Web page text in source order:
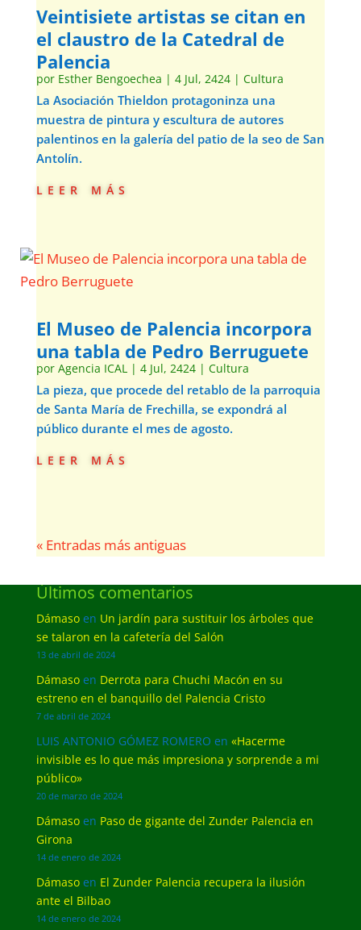
Veintisiete artistas se citan en
el claustro de la Catedral de
Palencia
por Esther Bengoechea | 4 Jul, 2424| Cultura
La Asociación Thieldon protagoninza una
muestra de pintura y escultura de autores
palentinos en la galería del patio de la seo de San
Antolín.
leer más
El Museo de Palencia incorpora
una tabla de Pedro Berruguete
por Agencia ICAL| 4 Jul, 2424| Cultura
La pieza, que procede del retablo de la parroquia
de Santa María de Frechilla, se expondrá al
público durante el mes de agosto.
leer más
« Entradas más antiguas
Últimos comentarios
Dámasoen Un jardín para sustituir los árboles que
se talaron en la cafetería del Salón
13 de abril de 2024
Dámasoen Derrota para Chuchi Macón en su
estreno en el banquillo del Palencia Cristo
7 de abril de 2024
LUIS ANTONIO GÓMEZ ROMERO en «Hacerme
invisible es lo que más impresiona y sorprende a mi
público»
20 de marzo de 2024
Dámasoen Paso de gigante del Zunder Palencia en
Girona
14 de enero de 2024
Dámasoen El Zunder Palencia recupera la ilusión
ante el Bilbao
14 de enero de 2024